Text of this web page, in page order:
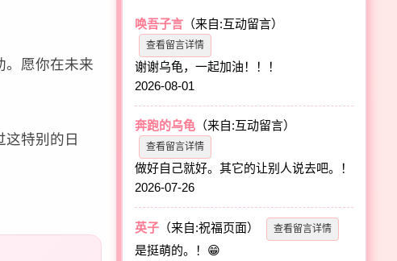
愿你在未来
特别的日
唤吾子言 （来自:互动留言）
查看留言详情
谢谢乌龟，一起加油！！！
2026-08-01
奔跑的乌龟 （来自:互动留言）
查看留言详情
做好自己就好。其它的让别人说去吧。！
2026-07-26
英子 （来自:祝福页面） 查看留言详情
是挺萌的。！😁